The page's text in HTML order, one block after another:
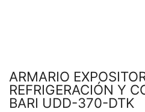
ARMARIO
REFRIGERACIÓN Y
BARI UDD-370-DTK